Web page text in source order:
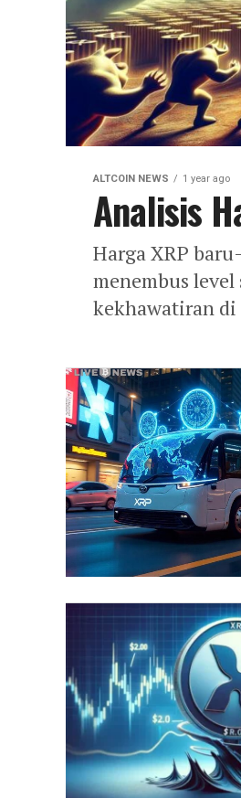
ALTCOIN NEWS 1 year ago
Analisis
Harga XRP
menembus
kekhawatiran